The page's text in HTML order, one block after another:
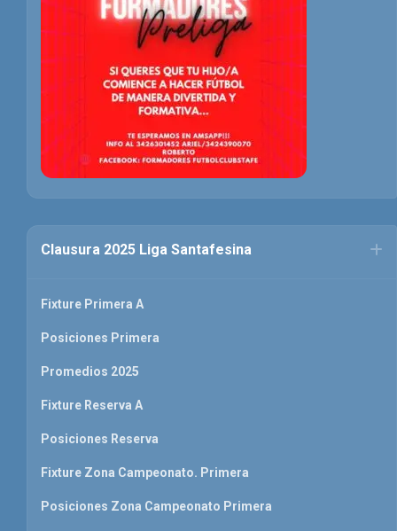
Clausura 2025 Liga Santafesina
Fixture Primera A
Posiciones Primera
Promedios 2025
Fixture Reserva A
Posiciones Reserva
Fixture Zona Campeonato. Primera
Posiciones Zona Campeonato Primera